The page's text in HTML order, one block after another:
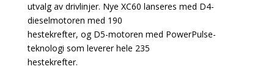
utvalg av drivlinjer. Nye XC60 lanseres med D4-
dieselmotoren med 190
hestekrefter, og D5-motoren med PowerPulse-
teknologi som leverer hele 235
hestekrefter.